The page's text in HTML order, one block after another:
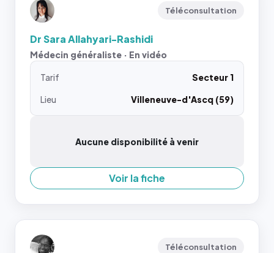
Téléconsultation
Dr Sara Allahyari-Rashidi
Médecin généraliste · En vidéo
Tarif
Secteur 1
Lieu
Villeneuve-d'Ascq (59)
Aucune disponibilité à venir
Voir la fiche
Téléconsultation